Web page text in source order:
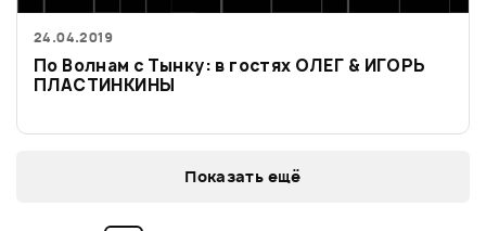
24.04.2019
По Волнам с Тынку: в гостях ОЛЕГ & ИГОРЬ
ПЛАСТИНКИНЫ
Показать ещё